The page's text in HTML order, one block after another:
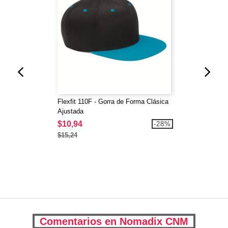
Flexfit 110F - Gorra de Forma Clásica
Ajustada
$10,94
$15,24
-28%
Comentarios en Nomadix CNM